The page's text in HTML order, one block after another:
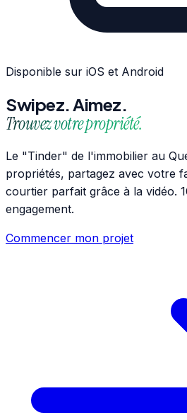
Disponible sur iOS et Android
Swipez. Aimez.
Trouvez votre propriété.
Le "Tinder" de l'immobilier au
propriétés, partagez avec votre
courtier parfait grâce à la vidéo.
engagement.
Commencer mon projet